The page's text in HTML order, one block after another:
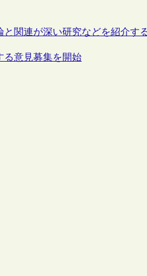
関連が深い研究などを紹介す
る意見募集を開始